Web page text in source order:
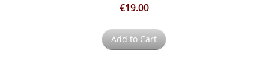
€19.00
Add to Cart